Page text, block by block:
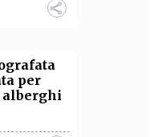
per
alberghi